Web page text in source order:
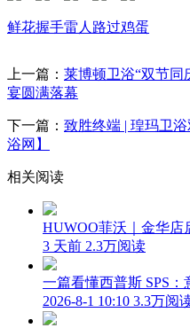
鲜花握手雷人 路过鸡蛋
上一篇： 莱博顿卫浴“双节同
宴圆满落幕
下一篇： 致胜终端 | 瑝玛卫
浴网】
相关阅读
HUWOO菲沃｜金华店
3 天前 2.3万阅读
一篇看懂西普斯 SPS
2026-8-1 10:10 3.3万阅